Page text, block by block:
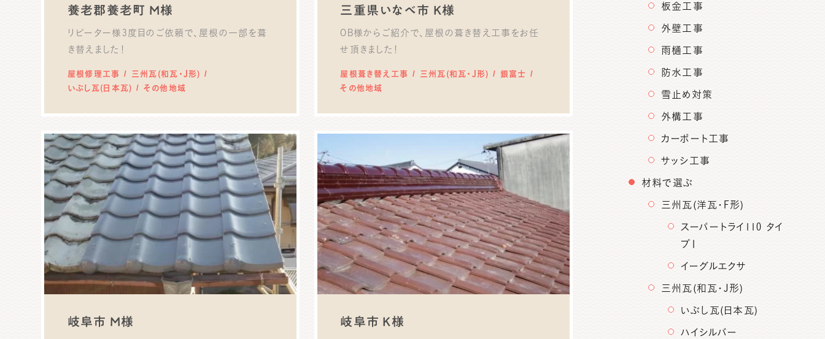
養老郡養老町 M様
リピーター様3度目のご依頼で、屋根の一部を葺
き替えました！
屋根修理工事
三州瓦(和瓦・J形)
いぶし瓦(日本瓦)
その他地域
三重県いなべ市 K様
OB様からご紹介で、屋根の葺き替え工事をお任
せ頂きました！
屋根葺き替え工事 三州瓦(和瓦・J形)
銀富士
その他地域
岐阜市 M様 岐阜市 K様
板金工事
外壁工事
雨樋工事
防水工事
雪止め対策
外構工事
カーポート工事
サッシ工事
材料で選ぶ
三州瓦(洋瓦・F形)
スーパートライ110 タイ
プⅠ
イーグルエクサ
三州瓦(和瓦・J形)
いぶし瓦(日本瓦)
ハイシルバー